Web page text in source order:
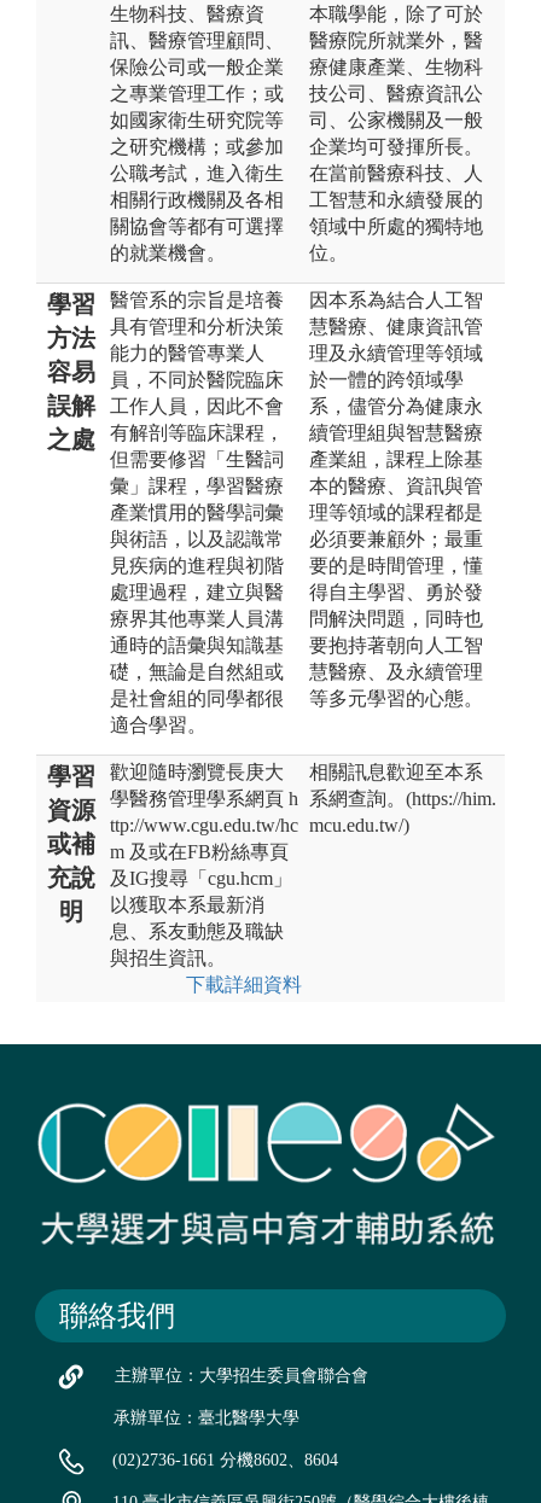
生物科技、醫療資
訊、醫療管理顧問、
保險公司或一般企業
之專業管理工作；或
如國家衛生研究院等
之研究機構；或參加
公職考試，進入衛生
相關行政機關及各相
關協會等都有可選擇
的就業機會。
本職學能，除了可於
醫療院所就業外，醫
療健康產業、生物科
技公司、醫療資訊公
司、公家機關及一般
企業均可發揮所長。
在當前醫療科技、人
工智慧和永續發展的
領域中所處的獨特地
位。
學習
方法
容易
誤解
之處
醫管系的宗旨是培養
具有管理和分析決策
能力的醫管專業人
員，不同於醫院臨床
工作人員，因此不會
有解剖等臨床課程，
但需要修習「生醫詞
彙」課程，學習醫療
產業慣用的醫學詞彙
與術語，以及認識常
見疾病的進程與初階
處理過程，建立與醫
療界其他專業人員溝
通時的語彙與知識基
礎，無論是自然組或
是社會組的同學都很
適合學習。
因本系為結合人工智
慧醫療、健康資訊管
理及永續管理等領域
於一體的跨領域學
系，儘管分為健康永
續管理組與智慧醫療
產業組，課程上除基
本的醫療、資訊與管
理等領域的課程都是
必須要兼顧外；最重
要的是時間管理，懂
得自主學習、勇於發
問解決問題，同時也
要抱持著朝向人工智
慧醫療、及永續管理
等多元學習的心態。
學習
資源
或補
充說
明
歡迎隨時瀏覽長庚大
學醫務管理學系網頁 h
ttp://www.cgu.edu.tw/hc
m 及或在FB粉絲專頁
及IG搜尋「cgu.hcm」
以獲取本系最新消
息、系友動態及職缺
與招生資訊。
下載詳細資料
相關訊息歡迎至本系
系網查詢。(https://him.
mcu.edu.tw/)
聯絡我們
主辦單位：大學招生委員會聯合會
承辦單位：臺北醫學大學
(02)2736-1661 分機8602、8604